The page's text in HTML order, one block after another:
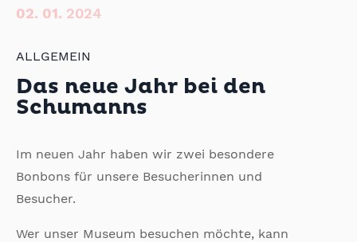
02. 01. 2024
ALLGEMEIN
Das neue Jahr bei den
Schumanns
Im neuen Jahr haben wir zwei besondere
Bonbons für unsere Besucherinnen und
Besucher.
Wer unser Museum besuchen möchte, kann